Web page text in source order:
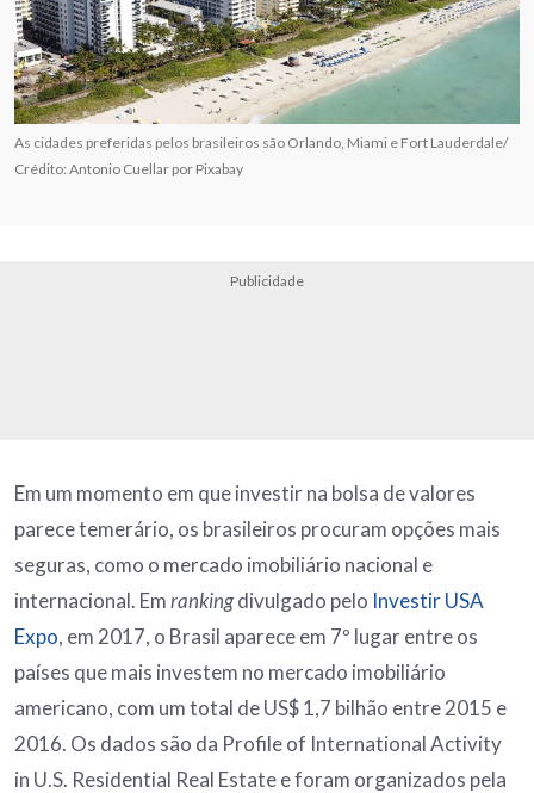
As cidades preferidas pelos brasileiros são Orlando, Miami e Fort Lauderdale/
Crédito: Antonio Cuellar por Pixabay
Publicidade
Em um momento em que investir na bolsa de valores
parece temerário, os brasileiros procuram opções mais
seguras, como o mercado imobiliário nacional e
internacional. Emrankingdivulgado pelo Investir USA
Expo, em 2017, o Brasil aparece em 7º lugar entre os
países que mais investem no mercado imobiliário
americano, com um total de US$ 1,7 bilhão entre 2015 e
2016. Os dados são da Profile of International Activity
in U.S. Residential Real Estate e foram organizados pela